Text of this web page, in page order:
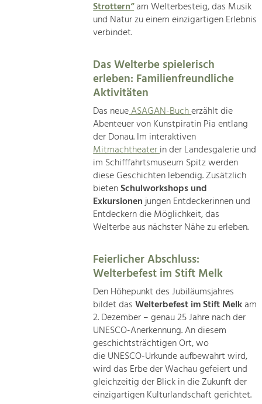
Strottern“am Welterbesteig, das Musik
und Natur zu einem einzigartigen Erlebnis
verbindet.
Das Welterbe spielerisch
erleben: Familienfreundliche
Aktivitäten
Das neueASAGAN-Bucherzählt die
Abenteuer von Kunstpiratin Pia entlang
der Donau. Im interaktiven
Mitmachtheaterin der Landesgalerie und
im Schifffahrtsmuseum Spitz werden
diese Geschichten lebendig. Zusätzlich
bietenSchulworkshops und
Exkursionenjungen Entdeckerinnen und
Entdeckern die Möglichkeit, das
Welterbe aus nächster Nähe zu erleben.
Feierlicher Abschluss:
Welterbefest im Stift Melk
Den Höhepunkt des Jubiläumsjahres
bildet dasWelterbefest im Stift Melkam
2. Dezember – genau 25 Jahre nach der
UNESCO-Anerkennung. An diesem
geschichtsträchtigen Ort, wo
die UNESCO-Urkunde aufbewahrt wird,
wird das Erbe der Wachau gefeiert und
gleichzeitig der Blick in die Zukunft der
einzigartigen Kulturlandschaft gerichtet.